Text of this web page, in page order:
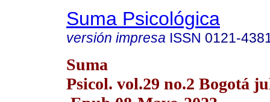
Suma Psicológica
versión impresa ISSN 0121-
Suma
Psicol. vol.29 no.2 Bogotá